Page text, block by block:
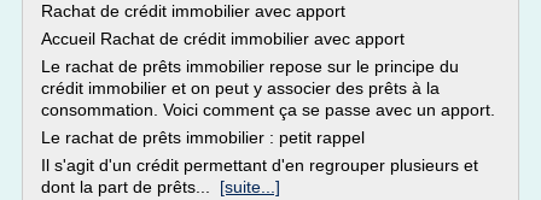
Rachat de crédit immobilier avec apport
Accueil Rachat de crédit immobilier avec apport
Le rachat de prêts immobilier repose sur le principe du
crédit immobilier et on peut y associer des prêts à la
consommation. Voici comment ça se passe avec un apport.
Le rachat de prêts immobilier : petit rappel
Il s'agit d'un crédit permettant d'en regrouper plusieurs et
dont la part de prêts... [suite...]